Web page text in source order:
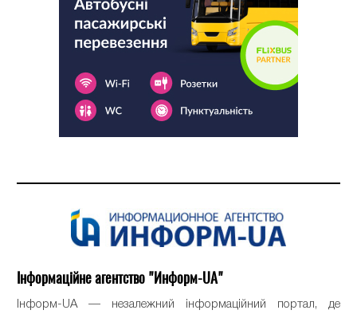
Інформаційне агентство "Информ-UA"
Інформ-UA — незалежний інформаційний портал, де